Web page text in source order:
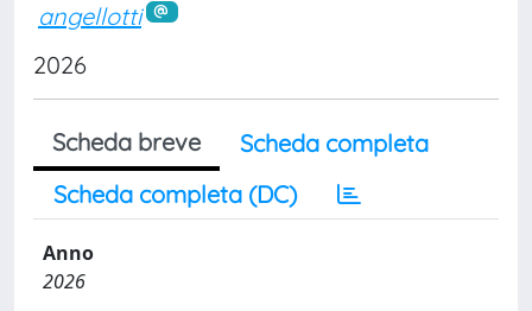
angellotti
2026
Scheda breve
Scheda completa
Scheda completa (DC)
Anno
2026